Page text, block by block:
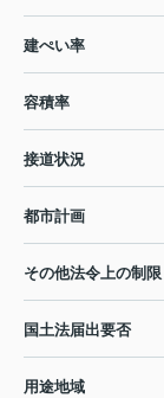
建ぺい率
容積率
接道状況
都市計画
その他法令上の制限
国土法届出要否
用途地域